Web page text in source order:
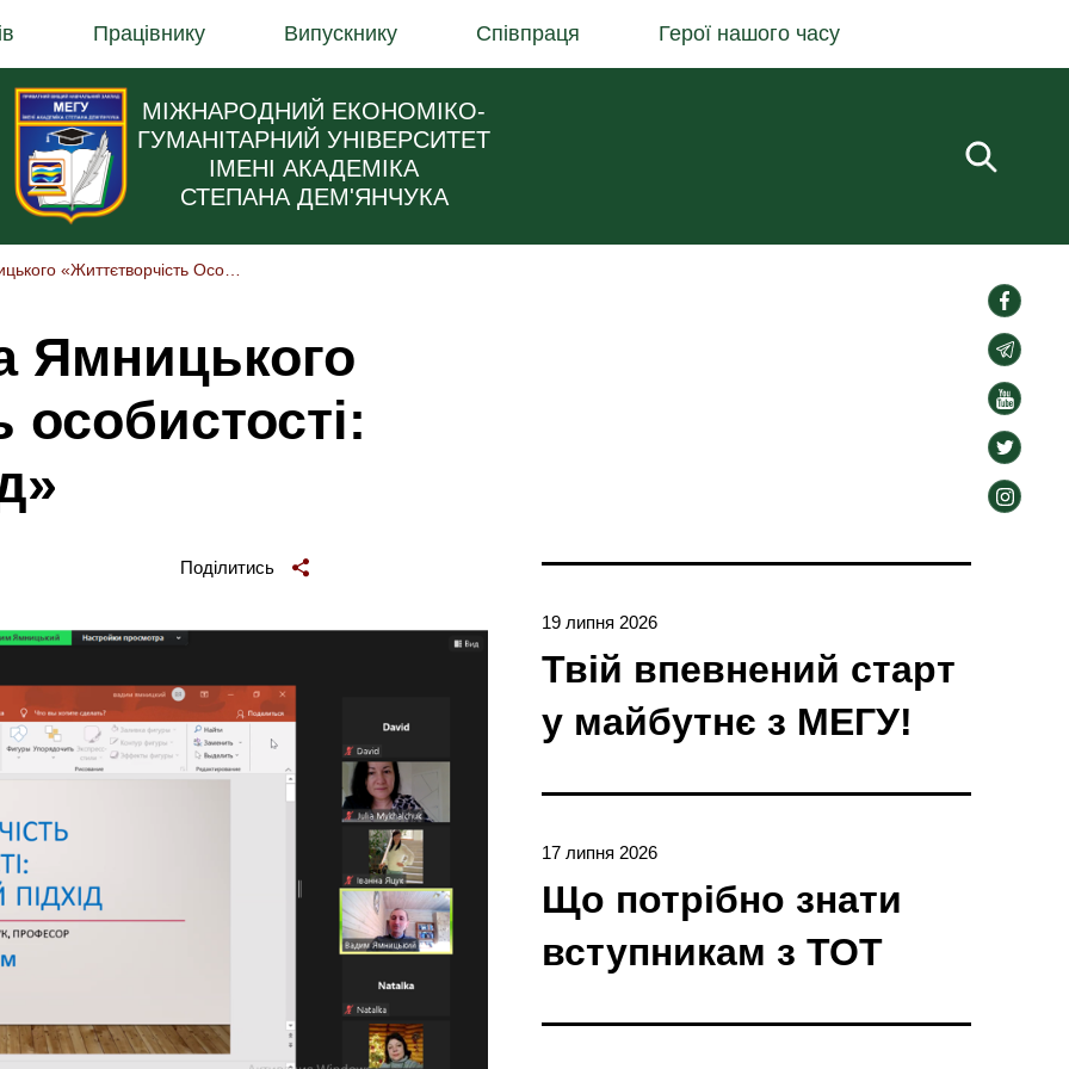
Працівнику Випускнику Співпраця Герої нашого часу
МІЖНАРОДНИЙ ЕКОНОМІКО-
ГУМАНІТАРНИЙ УНІВЕРСИТЕТ
ІМЕНІ АКАДЕМІКА
СТЕПАНА ДЕМ'ЯНЧУКА
Лекторій Вадима Ямницького «Життєтворчість Особистості: Системний Підхід»
Ямницького
особистості:
Поділитись
social-
links
social-
links
social-
links
social-
links
social-
19 липня 2026
Твій впевнений старт
у майбутнє з МЕГУ!
17 липня 2026
Що потрібно знати
вступникам з ТОТ